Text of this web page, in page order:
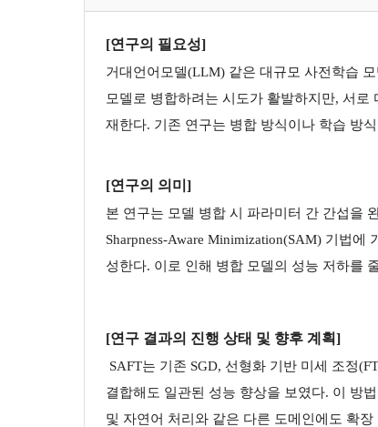
[연구의 필요성]
거대언어모델(LLM) 같은 대규모 사전학습
모델로 병합하려는 시도가 활발하지만, 서로
재한다. 기존 연구는 병합 방식이나 학습 방
[연구의 의미]
본 연구는 모델 병합 시 파라미터 간 간섭을
Sharpness-Aware Minimization(SAM) 기법
성한다. 이로 인해 병합 모델의 성능 저하를
[연구 결과의 진행 상태 및 향후 계획]
SAFT는 기존 SGD, 선형화 기반 미세 조정
결합해도 일관된 성능 향상을 보였다. 이 방
및 자연어 처리와 같은 다른 도메인에도 확